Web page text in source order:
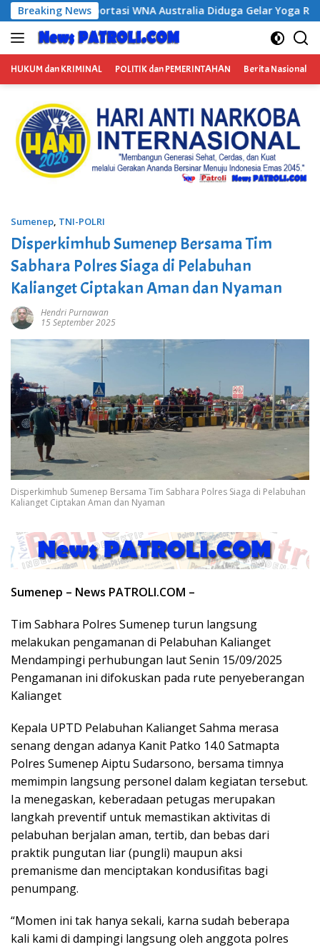
Langsung
ke
konten
Breaking News
Diduga Gelar Yoga Retreat dan Menjadi Instruktur
HUKUM dan KRIMINAL POLITIK dan PEMERINTAHAN Berita Nasional
Sumenep, TNI-POLRI
Disperkimhub Sumenep Bersama Tim
Sabhara Polres Siaga di Pelabuhan
Kalianget Ciptakan Aman dan Nyaman
Hendri Purnawan
15 September 2025
Disperkimhub Sumenep Bersama Tim Sabhara Polres Siaga di Pelabuhan
Kalianget Ciptakan Aman dan Nyaman
Sumenep – News PATROLI.COM –
Tim Sabhara Polres Sumenep turun langsung
melakukan pengamanan di Pelabuhan Kalianget
Mendampingi perhubungan laut Senin 15/09/2025
Pengamanan ini difokuskan pada rute penyeberangan
Kalianget
Kepala UPTD Pelabuhan Kalianget Sahma merasa
senang dengan adanya Kanit Patko 14.0 Satmapta
Polres Sumenep Aiptu Sudarsono, bersama timnya
memimpin langsung personel dalam kegiatan tersebut.
Ia menegaskan, keberadaan petugas merupakan
langkah preventif untuk memastikan aktivitas di
pelabuhan berjalan aman, tertib, dan bebas dari
praktik pungutan liar (pungli) maupun aksi
premanisme dan menciptakan kondusifitas bagi
penumpang.
“Momen ini tak hanya sekali, karna sudah beberapa
kali kami di dampingi langsung oleh anggota polres